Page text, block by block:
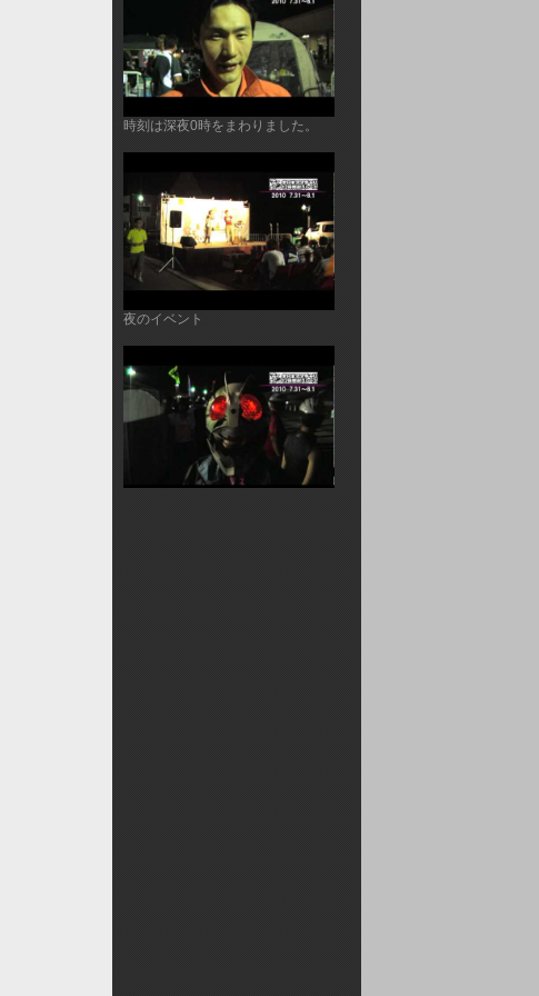
時刻は深夜0時をまわりました。
夜のイベント